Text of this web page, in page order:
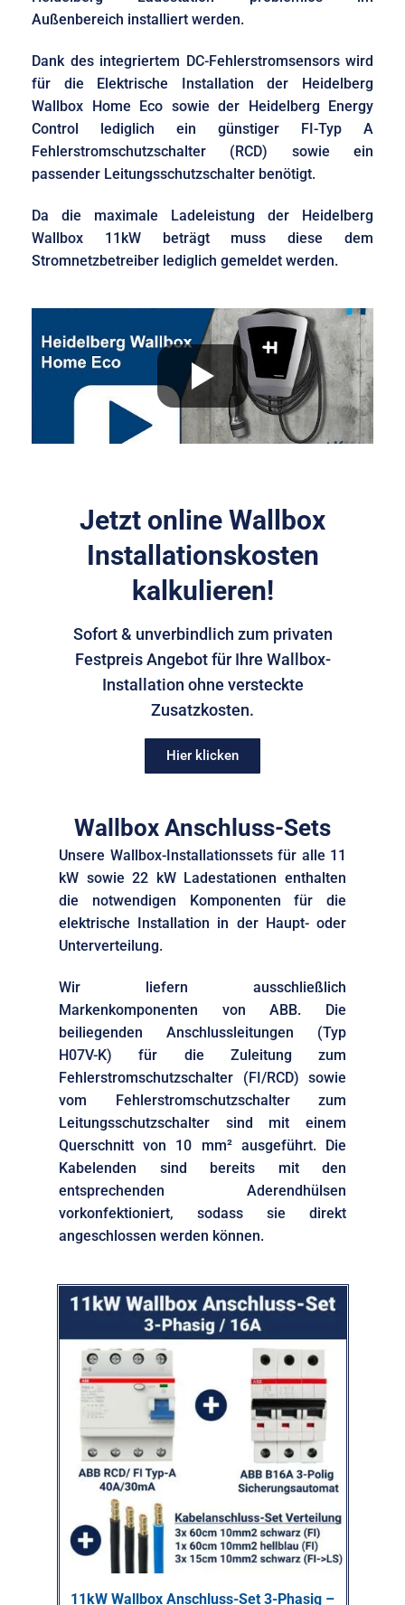
Außenbereich installiert werden.
Dank des integriertem DC-Fehlerstromsensors wird
für die Elektrische Installation der Heidelberg
Wallbox Home Eco sowie der Heidelberg Energy
Control lediglich ein günstiger FI-Typ A
Fehlerstromschutzschalter (RCD) sowie ein
passender Leitungsschutzschalter benötigt.
Da die maximale Ladeleistung der Heidelberg
Wallbox 11kW beträgt muss diese dem
Stromnetzbetreiber lediglich gemeldet werden.
Jetzt online Wallbox
Installationskosten
kalkulieren!
Sofort & unverbindlich zum privaten
Festpreis Angebot für Ihre Wallbox-
Installation ohne versteckte
Zusatzkosten.
Hier klicken
Wallbox Anschluss-Sets
Unsere Wallbox-Installationssets für alle 11
kW sowie 22 kW Ladestationen enthalten
die notwendigen Komponenten für die
elektrische Installation in der Haupt- oder
Unterverteilung.
Wir liefern ausschließlich
Markenkomponenten von ABB. Die
beiliegenden Anschlussleitungen (Typ
H07V-K) für die Zuleitung zum
Fehlerstromschutzschalter (FI/RCD) sowie
vom Fehlerstromschutzschalter zum
Leitungsschutzschalter sind mit einem
Querschnitt von 10 mm² ausgeführt. Die
Kabelenden sind bereits mit den
entsprechenden Aderendhülsen
vorkonfektioniert, sodass sie direkt
angeschlossen werden können.
11kW Wallbox Anschluss-Set 3-Phasig –